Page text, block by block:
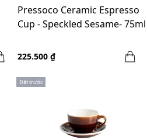
Pressoco Ceramic Espresso
Cup - Speckled Sesame- 75ml
225.500 ₫
Đặt trước